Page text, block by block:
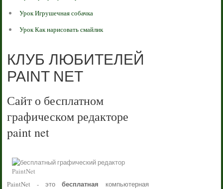
Урок Игрушечная собачка
Урок Как нарисовать смайлик
КЛУБ ЛЮБИТЕЛЕЙ
PAINT NET
Сайт о бесплатном
графическом редакторе
paint net
PaintNet - этобесплатная компьютерная